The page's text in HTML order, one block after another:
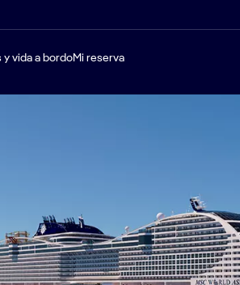
y vida a bordoMi reserva